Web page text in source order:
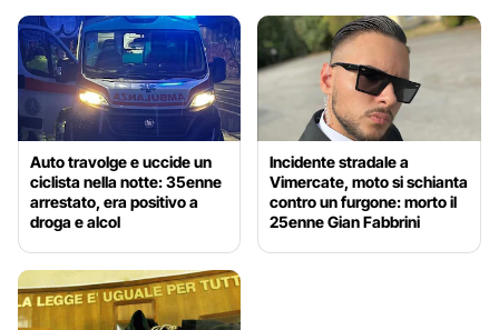
Auto travolge e uccide un
ciclista nella notte: 35enne
arrestato, era positivo a
droga e alcol
Incidente stradale a
Vimercate, moto si schianta
contro un furgone: morto il
25enne Gian Fabbrini